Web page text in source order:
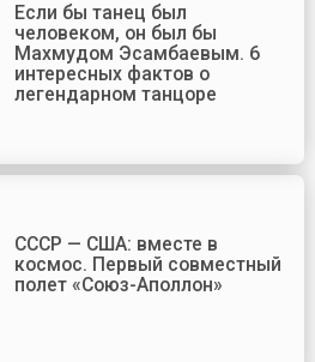
Если бы танец был
человеком, он был бы
Махмудом Эсамбаевым. 6
интересных фактов о
легендарном танцоре
СССР — США: вместе в
космос. Первый совместный
полет «Союз-Аполлон»